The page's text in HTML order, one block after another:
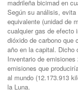
madrileña bicimad en
Según su análisis,
equivalente (unidad de
cualquier gas de efecto
dióxido de carbono que
año en la capital. Dicho
Inventario de
emisiones que
al mundo (12.173.913
la Luna.